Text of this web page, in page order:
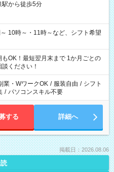
駅から徒歩5分
10時～・11時～など、シフト希望
もOK！最短翌月末まで 1か月ごとの
ください！
業・WワークOK / 服装自由 / シフト
/ パソコンスキル不要
する 詳細へ
掲載日：2026.08.06